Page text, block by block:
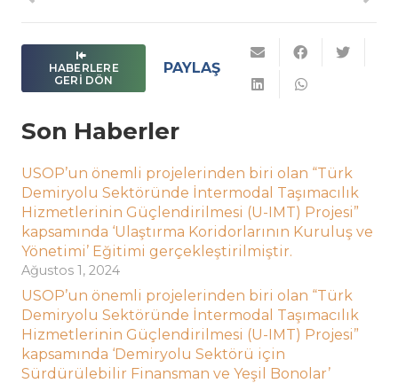
HABERLERE
GERI DÖN
PAYLAŞ
Son Haberler
USOP’un önemli projelerinden biri olan “Türk
Demiryolu Sektöründe İntermodal Taşımacılık
Hizmetlerinin Güçlendirilmesi (U-IMT) Projesi”
kapsamında ‘Ulaştırma Koridorlarının Kuruluş ve
Yönetimi’ Eğitimi gerçekleştirilmiştir.
Ağustos 1, 2024
USOP’un önemli projelerinden biri olan “Türk
Demiryolu Sektöründe İntermodal Taşımacılık
Hizmetlerinin Güçlendirilmesi (U-IMT) Projesi”
kapsamında ‘Demiryolu Sektörü için
Sürdürülebilir Finansman ve Yeşil Bonolar’